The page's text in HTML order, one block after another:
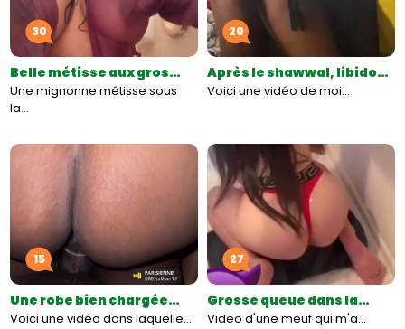
30
Belle métisse aux gros…
Une mignonne métisse sous
la…
20
Après le shawwal, libido…
Voici une vidéo de moi…
15
Une robe bien chargée…
Voici une vidéo dans laquelle…
27
Grosse queue dans la…
Video d'une meuf qui m'a…